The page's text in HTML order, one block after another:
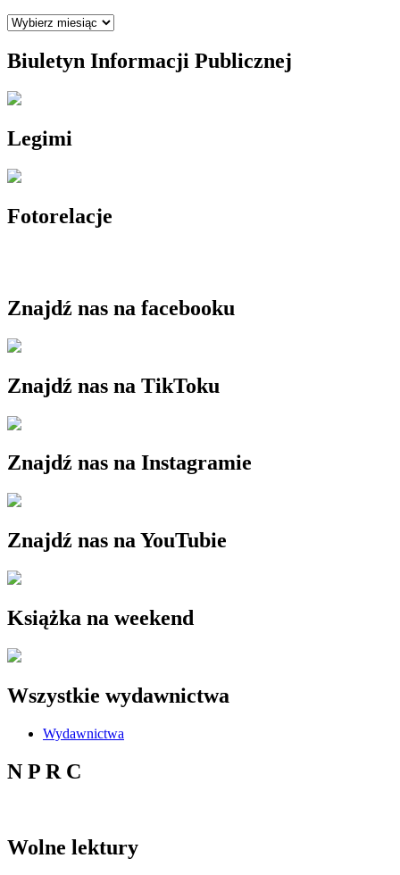
Archiwum
Biuletyn Informacji Publicznej
Legimi
Fotorelacje
Znajdź nas na facebooku
Znajdź nas na TikToku
Znajdź nas na Instagramie
Znajdź nas na YouTubie
Książka na weekend
Wszystkie wydawnictwa
Wydawnictwa
N P R C
Wolne lektury